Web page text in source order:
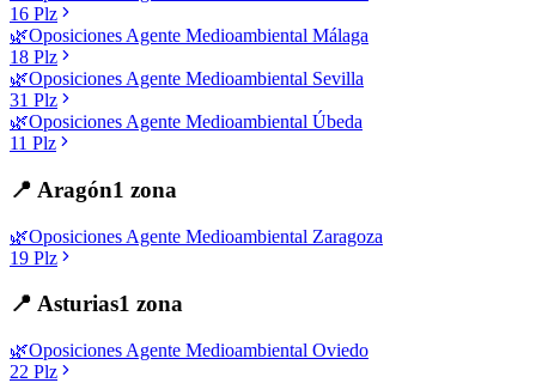
16 Plz
🌿Oposiciones Agente Medioambiental Málaga
18 Plz
🌿Oposiciones Agente Medioambiental Sevilla
31 Plz
🌿Oposiciones Agente Medioambiental Úbeda
11 Plz
📍 Aragón1 zona
🌿Oposiciones Agente Medioambiental Zaragoza
19 Plz
📍 Asturias1 zona
🌿Oposiciones Agente Medioambiental Oviedo
22 Plz